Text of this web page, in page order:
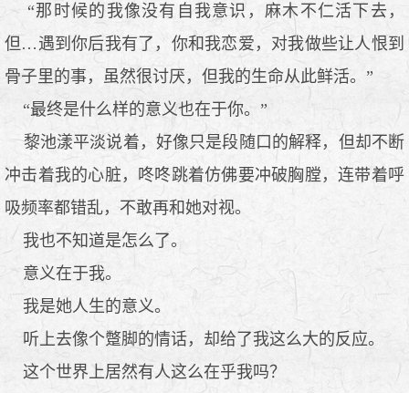
“那时候的我像没有自我意识，麻木不仁活下去，
但…遇到你后我有了，你和我恋爱，对我做些让人恨到
骨子里的事，虽然很讨厌，但我的生命从此鲜活。”
“最终是什么样的意义也在于你。”
黎池漾平淡说着，好像只是段随口的解释，但却不断
冲击着我的心脏，咚咚跳着仿佛要冲破胸膛，连带着呼
吸频率都错乱，不敢再和她对视。
我也不知道是怎么了。
意义在于我。
我是她人生的意义。
听上去像个蹩脚的情话，却给了我这么大的反应。
这个世界上居然有人这么在乎我吗？